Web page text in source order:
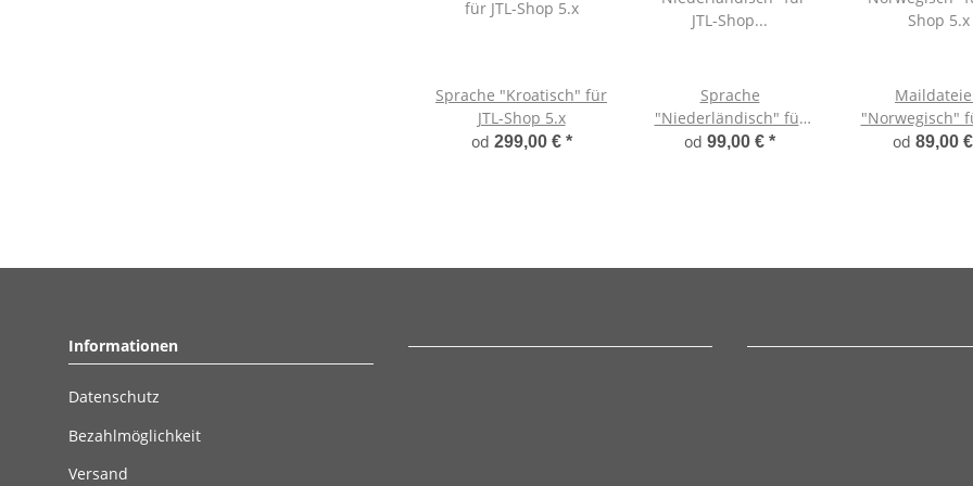
Sprache "Kroatisch" für
JTL-Shop 5.x
od 299,00 € *
Sprache
"Niederländisch" für
JTL-Shop 5.x
od 99,00 € *
"Norwegisch"
Shop 5.x
od 89,00 €
Informationen
Datenschutz
Bezahlmöglichkeit
Versand